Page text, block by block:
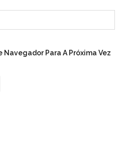
Navegador Para A Próxima Vez